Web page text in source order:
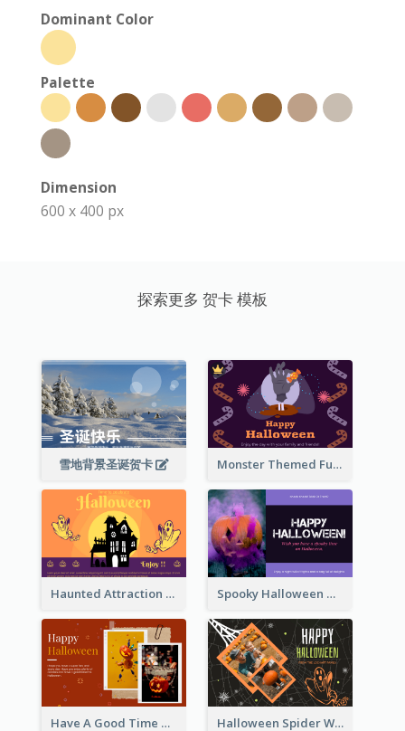
Dominant Color
Palette
Dimension
600 x 400 px
探索更多 贺卡 模板
雪地背景圣诞贺卡 Monster Themed Fun Halloween Greeting Card
Haunted Attraction Themed Halloween Card Spooky Halloween Greeting Card
Have A Good Time This Halloween Greeting Card Halloween Spider Web Greeting Card